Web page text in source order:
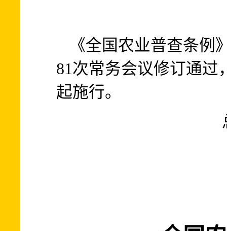
《全国农业普查条例
81次常务会议修订通过
起施行。